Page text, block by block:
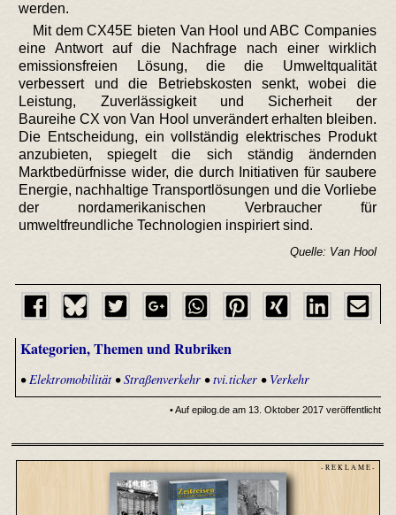
werden.
Mit dem CX45E bieten Van Hool und ABC Companies
eine Antwort auf die Nachfrage nach einer wirklich
emissionsfreien Lösung, die die Umweltqualität
verbessert und die Betriebskosten senkt, wobei die
Leistung, Zuverlässigkeit und Sicherheit der
Baureihe CX von Van Hool unverändert erhalten bleiben.
Die Entscheidung, ein vollständig elektrisches Produkt
anzubieten, spiegelt die sich ständig ändernden
Marktbedürfnisse wider, die durch Initiativen für saubere
Energie, nachhaltige Transportlösungen und die Vorliebe
der nordamerikanischen Verbraucher für
umweltfreundliche Technologien inspiriert sind.
Quelle: Van Hool
Kategorien, Themen und Rubriken
•Elektromobilität•Straßenverkehr•tvi.ticker• Verkehr
• Auf epilog.de am 13. Oktober 2017 veröffentlicht
- R E K L A M E -